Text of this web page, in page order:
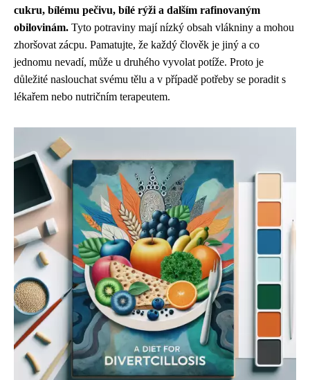
cukru, bílému pečivu, bílé rýži a dalším rafinovaným
obilovinám. Tyto potraviny mají nízký obsah vlákniny a mohou
zhoršovat zácpu. Pamatujte, že každý člověk je jiný a co
jednomu nevadí, může u druhého vyvolat potíže. Proto je
důležité naslouchat svému tělu a v případě potřeby se poradit s
lékařem nebo nutričním terapeutem.